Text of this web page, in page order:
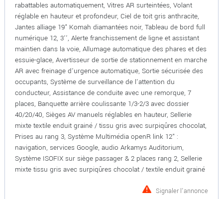
rabattables automatiquement, Vitres AR surteintées, Volant
réglable en hauteur et profondeur, Ciel de toit gris anthracite,
Jantes alliage 19" Komah diamantées noir, Tableau de bord full
numérique 12, 3'', Alerte franchissement de ligne et assistant
maintien dans la voie, Allumage automatique des phares et des
essuie-glace, Avertisseur de sortie de stationnement en marche
AR avec freinage d'urgence automatique, Sortie sécurisée des
occupants, Système de surveillance de l'attention du
conducteur, Assistance de conduite avec une remorque, 7
places, Banquette arrière coulissante 1/3-2/3 avec dossier
40/20/40, Sièges AV manuels réglables en hauteur, Sellerie
mixte textile enduit grainé / tissu gris avec surpiqûres chocolat,
Prises au rang 3, Système Multimédia openR link 12" :
navigation, services Google, audio Arkamys Auditorium,
Système ISOFIX sur siège passager & 2 places rang 2, Sellerie
mixte tissu gris avec surpiqûres chocolat / textile enduit grainé
Signaler l'annonce